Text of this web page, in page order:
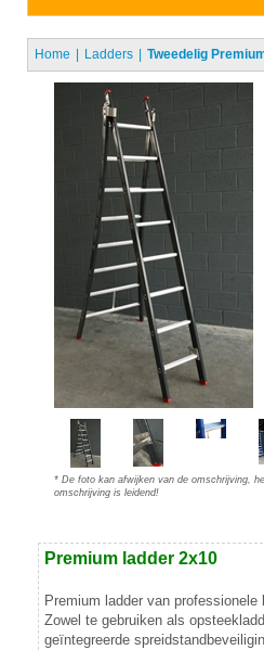
Home Ladders Tweedelig
* De foto kan afwijken van de omschrijving,
omschrijving is leidend!
Premium ladder 2x10
Premium ladder van
Zowel te gebruiken als
geïntegreerde